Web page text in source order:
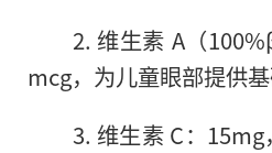
2. 维生素 A（
mcg，为儿童眼部提供基
3. 维生素 C：